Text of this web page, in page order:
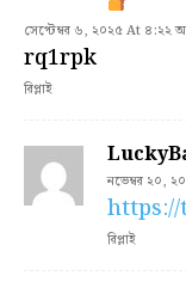
সেপ্টেম্বর ৬, ২০২৫ At ৪:২২
rq1rpk
রিপ্লাই
নভেম্বর ২০,
https://
রিপ্লাই